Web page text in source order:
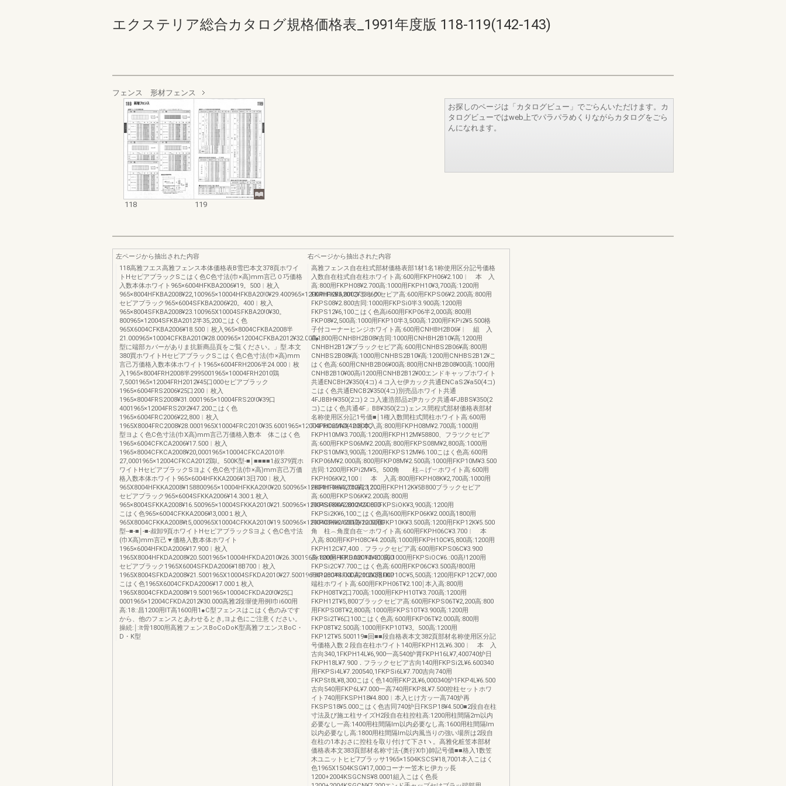
エクステリア総合カタログ規格価格表_1991年度版 118-119(142-143)
フェンス 形材フェンス
118 119
お探しのページは「カタログビュー」でごらんいただけます。カ
タログビューではweb上でパラパラめくりながらカタログをごら
んになれます。
左ページから抽出された内容
118高雅フエス高雅フェンス本体価格表B雪巴本文378頁ホワイ
トHセピアプラックSこはく色C色寸法(巾×高)mm言己０巧価格
入数本体ホワイト965×6004HFKBA2006¥19。500︱枚入
965×8004HFKBA2008¥22,100965×10004HFKBA20!0¥29.400965×12004HFKBA2012¥338600
セビアプラック965×6004SFKBA2006¥20。400︱枚入
965×8004SFKBA2008¥23.100965X10004SFKBA20!0¥30。
800965×12004SFKBA2012半35,200こはく色
965X6004CFKBA2006¥18.500︱枚入965×8004CFKBA2008半
21.000965×10004CFKBA2010¥28.000965×12004CFKBA2012¥32.000●」
型に端部カバーがありま抗新商品頁をご覧ください。」型.本文
380買ホワイトHセピアブラックSこはく色C色寸法(巾×高)mm
言己万価格入数本体ホワイト1965×6004FRH2006半24.000︱枚
入1965×8004FRH2008半2995001965×10004FRH2010鶏
7,5001965×12004FRH2012¥45口000セピアプラック
1965×6004FRS2006¥25口200︱枚入
1965×8004FRS2008¥31.0001965×10004FRS20!0¥39口
4001965×12004FRS20!2¥47.200こはく色
1965×6004FRC2006¥22,800︱枚入
1965X8004FRC2008¥28.0001965X10004FRC2010¥35.6001965×12004FRC2012¥42.800C
型ヨよく色C色寸法(巾X高)mm言己万価格入数本 体こはく色
1965×6004CFKCA2006¥17.500︱枚入
1965×8004CFKCA2008¥20,0001965×10004CFKCA2010半
27,0001965×12004CFKCA2012鶏l。500K型‐■￨■■■■1叔379買ホ
ワイトHセピアブラックSヨよく色C色寸法(巾×高)mm言己万価
格入数本体ホワイト965×6004HFKKA2006¥13日700︱枚入
965X8004HFKKA2008¥158800965×10004HFKKA20!0¥20.500965×12004HFKKA20t2¥23,700
セピアプラック965×6004SFKKA2006¥14.300１枚入
965×8004SFKKA2008¥16.500965×10004SFKKA2010¥21.500965×12004SFKKA2012¥24.800
こはく色965×6004CFKKA2006¥!3,000１枚入
965X8004CFKKA2008¥t5,000965X10004CFKKA2010¥19.500965×12004CFKKA2012¥22.500D
型‐‐■‐■￨‐■‐叔卸9頁ホワイトHセピアブラックSヨよく色C色寸法
(巾X高)mm言己▼価格入数本体ホワイト
1965×6004HFKDA2006¥17.900︱枚入
1965X8004HFKDA2008¥20.5001965×10004HFKDA2010¥26.3001965×12004HFKDA2012¥31.500
セピアブラック1965X6004SFKDA2006¥18B700︱枚入
1965X8004SFKDA2008¥21.5001965X10004SFKDA2010¥27.5001965X12004SFKDA20t2¥33.000
こはく色1965X6004CFKDA2006¥17.000１枚入
1965X8004CFKDA2008¥19.5001965×10004CFKDA20!0¥25口
0001965×12004CFKDA2012¥30.000高雅2段塀使用例I巾i600用
高:18::昌1200用lT高1600用1●C型フェンスはこはく色のみです
から、他のフェンスとあわせるとき,ヨよ色にご注意ください。
操続:￨:lt骨1800用高雅フェンスBoCoDoK型高雅フエンスBoC・
D・K型
右ページから抽出された内容
高雅フェンス自在柱式部材価格表部1材1名1称使用区分記号価格
入数自在柱式自在柱ホワイト高:600用FKPH06¥2.100︱ 本 入
高:800用FKPH08¥2.700高:1000用FKPH10¥3,700高:1200用
FKPH12¥5,800ブラックセピア高:600用FKPS06¥2.200高:800用
FKPS08¥2.800吉同:1000用FKPSi0半3.900高:1200用
FKPS12¥6,100こはく色高i600用FKP06半2,000高:800用
FKP08¥2,500高:1000用FKP10半3,500高:1200用FKPi2¥5.500格
子付コーナーヒンジホワイト高:600用CNHBH2B06¥︱ 組 入
高1800用CNHBH2B08¥吉同:1000用CNHBH2B10¥高:1200用
CNHBH2B12¥ブラックセピア高:600用CNHBS2B06¥高:800用
CNHBS2B08¥高:1000用CNHBS2B10¥高:1200用CNHBS2B12¥こ
はく色高:600用CNHB2B06¥00高:800用CNHB2B08¥00高:1000用
CNHB2B10¥00高i1200用CNHB2B12¥00エンドキャップホワイト
共通ENCBH2¥350(4コ)４コ入セ伊カック共通ENCaS2¥a50(4コ)
こはく色共通ENCB2¥350(4コ)別売品ホワイト共通
4FJBBH¥350(2コ)２コ入連浩部品z伊カック共通4FJBBS¥350(2
コ)こはく色共通4F」BB¥350(2コ)ェンス間程式部材価格表部材
名称使用区分記1号価■￨1権入数間柱式間柱ホワイト高:600用
FKPH06M¥2,100￨本入高:800用FKPH08M¥2.700高:1000用
FKPH10M¥3.700高:1200用FKPH12M¥58800、フラツクセビア
高:600用FKPS06M¥2.200高:800用FKPS08M¥2,800高:1000用
FKPS10M¥3,900高:1200用FKPS12M¥6.100こはく色高:600用
FKP06M¥2.000高:800用FKP08M¥2.500高:1000用FKP10M¥3.500
吉同:1200用FKPi2M¥5。500角 柱︵げ︶ホワイト高:600用
FKPH06K¥2,100︱ 本 入高:800用FKPH08K¥2,700高:1000用
FKPH10K¥3,700高:1200用FKPH12K¥5B800ブラックセピア
高:600用FKPS06K¥2.200高:800用
FKPS08K¥2.800:1000FlFKPSiOK¥3,900高:1200用
FKPSi2K¥6,100こはく色高!600用FKP06K¥2.000高1800用
FKP08K¥2.500高:1000用FKP10K¥3.500高:1200用FKP12K¥5.500
角 柱︵角度自在︶ホワイト高:600用FKPH06C¥3.700︱ 本
入高:800用FKPH08C¥4.200高:1000用FKPH10C¥5,800高:1200用
FKPH12C¥7,400．フラックセピア高:600用FKPS06C¥3.900
高:800用FKPS08C¥4.400高i1000用FKPSiOC¥6.:00高!1200用
FKPSi2C¥7.700こはく色高:600用FKP06C¥3.500高!800用
FKP08C¥4.000高:1000用FKP10C¥5,500高:1200用FKP12C¥7,000
端柱ホワイト高:600用FKPH06T¥2.100￨本入高:800用
FKPH08T¥2口700高:1000用FKPH10T¥3.700高:1200用
FKPH12T¥5,800ブラックセピア高:600用FKPS06T¥2,200高:800
用FKPS08T¥2,800高:1000用FKPS10T¥3.900高:1200用
FKPSi2T¥6口100こはく色高:600用FKP06T¥2.000高:800用
FKP08T¥2.500高:1000用FKP10T¥3。500高:1200用
FKP12T¥5.500119■回■■段自格表本文382頁部材名称使用区分記
号価格入数２段自在柱ホワイト140用FKPH12L¥6.300︱ 本 入
古向340,1FKPH14L¥6,900一高540炉胃FKPH16L¥7,400740炉日
FKPH18L¥7.900．フラックセピア古向140用FKPSi2L¥6.600340
用FKPSi4L¥7.200540,1FKPSi6L¥7.700吉向740用
FKPSt8L¥8,300こはく色140用FKP2L¥6,000340炉1FKP4L¥6.500
古向540用FKP6L¥7.000一高740用FKP8L¥7.500控柱セットホワ
イト740用FKSPH18¥4.800︱本入ヒけ方ッ一高740炉再
FKSPS18¥5.000こはく色吉同740炉日FKSP18¥4.500■2段自在柱
寸法及び施エ柱サイズH2段自在柱控柱高:1200用柱間隔2m以内
必要なし一高:1400用柱間隔lm以内必要なし高:1600用柱間隔lm
以内必要なし高:1800用柱間隔lm以内風当りの強い場所は2段自
在柱の1本おさに控柱を取り付けて下さtヽ。高雅化粧笠本部材
価格表本文383頁部材名称寸法‐(奥行X巾)帥記号価■■格入1数笠
木ユニットヒピ7ブラッサ1965×1504KSCS¥18,7001本入こはく
色1965X1504KSG¥17,000コーナー笠木ヒ伊カッ長
1200+2004KSGCNS¥8.0001組入こはく色長